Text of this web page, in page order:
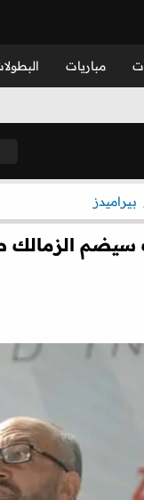
مباريات
بيراميدز
الزمالك